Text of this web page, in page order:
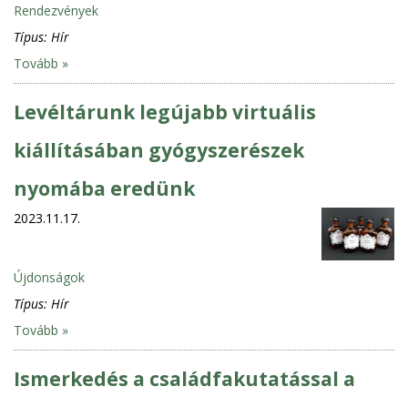
Rendezvények
Típus: Hír
Tovább »
Levéltárunk legújabb virtuális
kiállításában gyógyszerészek
nyomába eredünk
2023.11.17.
Újdonságok
Típus: Hír
Tovább »
Ismerkedés a családfakutatással a